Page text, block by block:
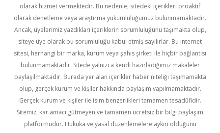
olarak hizmet vermektedir. Bu nedenle, sitedeki içerikleri proaktif
olarak denetleme veya araştırma yükümlülüğümüz bulunmamaktadır.
Ancak, üyelerimiz yazdıkları içeriklerin sorumluluğunu taşımakta olup,
siteye üye olarak bu sorumluluğu kabul etmiş sayılırlar. Bu internet
sitesi, herhangi bir marka, kurum veya şahıs şirketi ile hiçbir bağlantısı
bulunmamaktadır. Sitede yalnızca kendi hazırladığımız makaleler
paylaşılmaktadır. Burada yer alan içerikler haber niteliği taşımamakta
olup, gerçek kurum ve kişiler hakkında paylaşım yapılmamaktadır.
Gerçek kurum ve kişiler ile isim benzerlikleri tamamen tesadüfidir.
Sitemiz, kar amacı gütmeyen ve tamamen ücretsiz bir bilgi paylaşım
platformudur. Hukuka ve yasal düzenlemelere aykırı olduğunu